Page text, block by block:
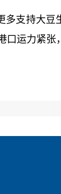
支持大豆
口运力紧张